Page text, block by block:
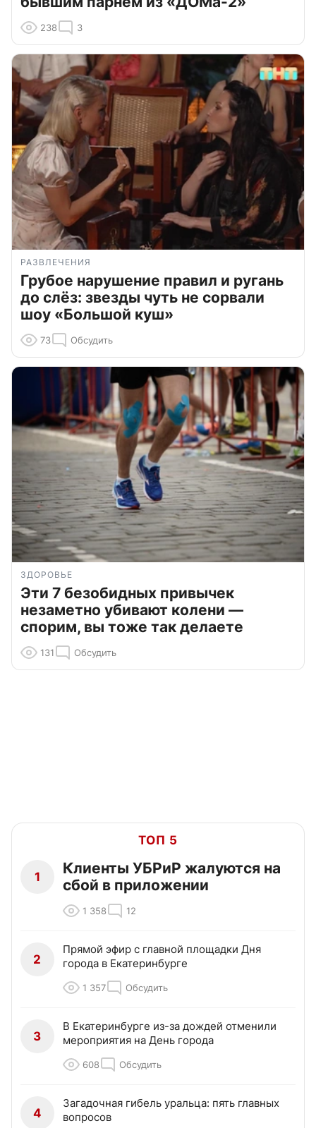
238 3
РАЗВЛЕЧЕНИЯ
Грубое нарушение правил и ругань
до слёз: звезды чуть не сорвали
шоу «Большой куш»
73 Обсудить
ЗДОРОВЬЕ
Эти 7 безобидных привычек
незаметно убивают колени —
спорим, вы тоже так делаете
131 Обсудить
ТОП 5
1
Клиенты УБРиР жалуются на
сбой в приложении
1 358 12
2
Прямой эфир с главной площадки Дня
города в Екатеринбурге
1 357 Обсудить
3
В Екатеринбурге из-за дождей отменили
мероприятия на День города
608 Обсудить
4
Загадочная гибель уральца: пять главных
вопросов